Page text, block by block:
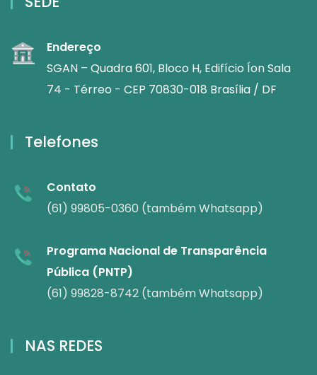
Endereço
SGAN – Quadra 601, Bloco H, Edifício Íon Sala
74 - Térreo - CEP 70830-018 Brasília / DF
Telefones
Contato
(61) 99805-0360 (também Whatsapp)
Programa Nacional de Transparência
Pública (PNTP)
(61) 99828-8742 (também Whatsapp)
NAS REDES